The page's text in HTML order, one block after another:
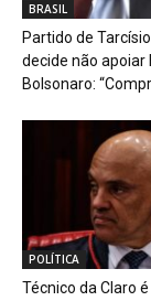
BRASIL
Partido de
decide não apoiar
Bolsonaro:
POLÍTICA
Técnico da Claro